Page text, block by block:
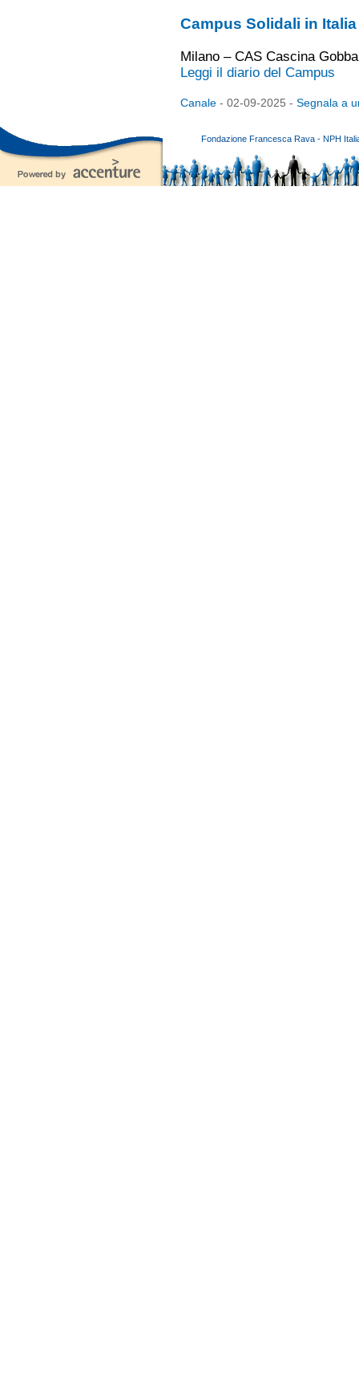
Campus Solidali in Italia
Milano – CAS Cascina Gobba
Leggi il diario del Campus
Canale - 02-09-2025 - Segnala a
Fondazione Francesca Rava - NPH